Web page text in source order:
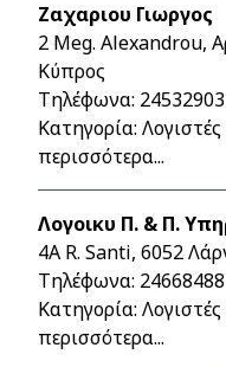
Ζαχαριου Γιωργος
2 Meg. Alexandrou,
Κύπρος
Τηλέφωνα: 24532903
Κατηγορία: Λογιστές
περισσότερα...
Λογοικυ Π. & Π.
4A R. Santi, 6052
Τηλέφωνα: 24668488
Κατηγορία: Λογιστές
περισσότερα...